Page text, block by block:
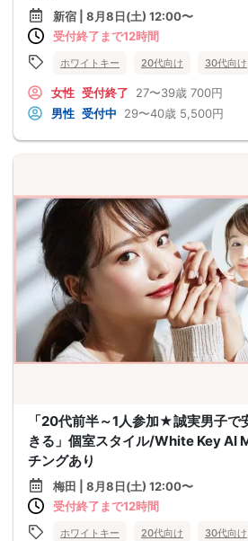
新宿 | 8月8日(土) 12:00〜
受付終了まで12時間
ホワイトキー 20代向け 30代向け
女性 受付終了 27〜39歳 700円
男性 受付中 29〜40歳 5,500円
「20代前半～1人参加★誠実男子で
きる」個室スタイル/White Key AI
チングあり
梅田 | 8月8日(土) 12:00〜
受付終了まで12時間
ホワイトキー 20代向け 30代向け